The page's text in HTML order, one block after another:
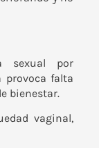
sexual por
provoca falta
bienestar.
vaginal,